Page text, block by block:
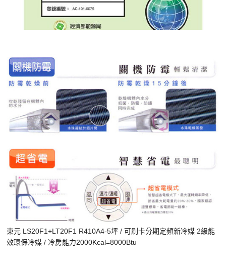
東元 LS20F1+LT20F1 R410A4-5坪 / 可刷卡分期定頻新冷媒 2級能
效環保冷媒 / 冷房能力2000Kcal=8000Btu